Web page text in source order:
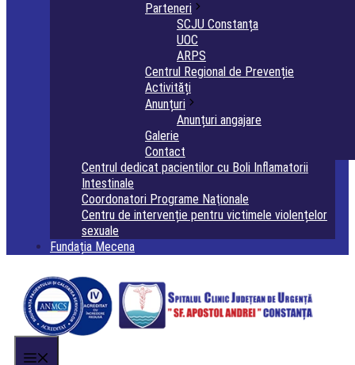
Parteneri
SCJU Constanța
UOC
ARPS
Centrul Regional de Prevenție
Activități
Anunțuri
Anunțuri angajare
Galerie
Contact
Centrul dedicat pacientilor cu Boli Inflamatorii
Intestinale
Coordonatori Programe Naţionale
Centru de intervenție pentru victimele violențelor
sexuale
Fundația Mecena